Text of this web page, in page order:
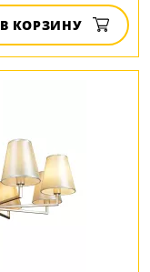
В КОРЗИНУ